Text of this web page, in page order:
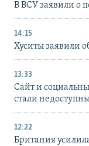
В ВСУ заявили о
14:15
Хуситы заявили
13:33
Сайт и
стали
12:22
Британия